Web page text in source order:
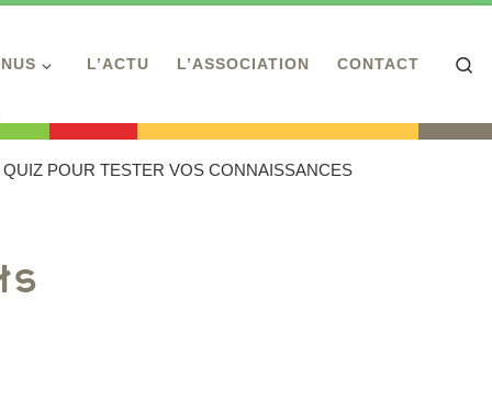
L’ACTU L’ASSOCIATION CONTACT
POUR TESTER VOS CONNAISSANCES